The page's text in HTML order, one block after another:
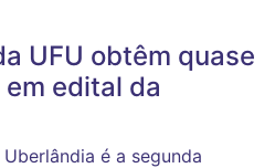
UFU obtêm quase
edital da
é a segunda